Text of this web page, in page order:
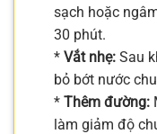
sạch hoặc
30 phút.
* Vắt nhẹ: Sau
bỏ bớt nước
* Thêm đường:
làm giảm độ